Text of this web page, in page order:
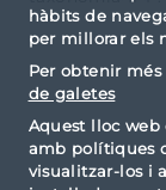
hàbits de
per millorar els
Per obtenir
de galetes
Aquest lloc web
amb polítiques
visualitzar-los i